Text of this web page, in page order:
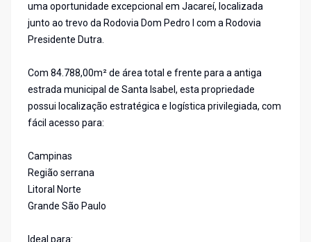
uma oportunidade excepcional em Jacareí, localizada
junto ao trevo da Rodovia Dom Pedro I com a Rodovia
Presidente Dutra.
Com 84.788,00m² de área total e frente para a antiga
estrada municipal de Santa Isabel, esta propriedade
possui localização estratégica e logística privilegiada, com
fácil acesso para:
Campinas
Região serrana
Litoral Norte
Grande São Paulo
Ideal para: